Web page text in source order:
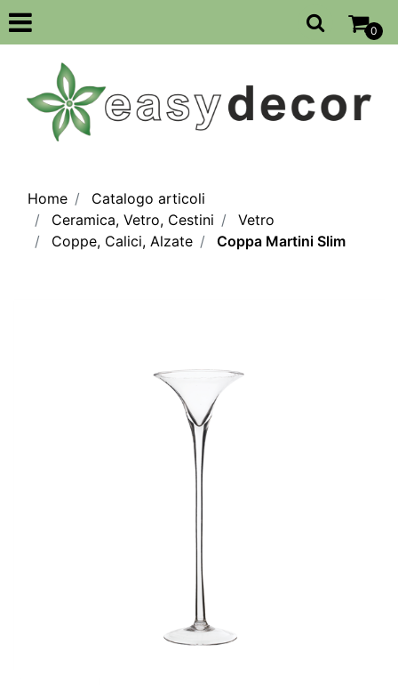
Open
0
Home
Catalogo articoli
Ceramica, Vetro, Cestini
Vetro
Coppe, Calici, Alzate
Coppa Martini Slim